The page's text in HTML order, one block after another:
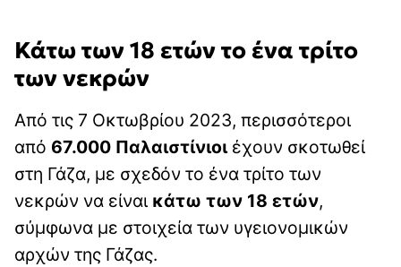
Κάτω των 18 ετών το ένα τρίτο
των νεκρών
Από τις 7 Οκτωβρίου 2023, περισσότεροι
από 67.000 Παλαιστίνιοιέχουν σκοτωθεί
στη Γάζα, με σχεδόν το ένα τρίτο των
νεκρών να είναι κάτω των 18 ετών,
σύμφωνα με στοιχεία των υγειονομικών
αρχών της Γάζας.